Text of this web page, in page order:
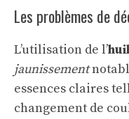
Les problèmes de
L’utilisation de l’
jaunissement
essences claires
changement de